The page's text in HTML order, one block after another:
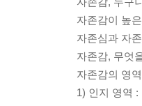
자존감이 높
자존심과 자
자존감, 무엇
자존감의 영
1) 인지 영역 :